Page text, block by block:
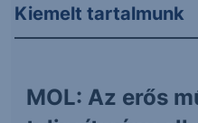
Kiemelt tartalmunk
MOL: Az erős